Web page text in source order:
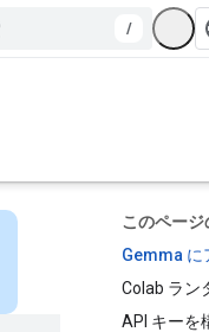
/
このページ
Gemma に
Colab ラン
API キーを